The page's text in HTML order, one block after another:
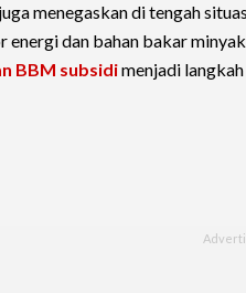
menegaskan di tengah
energi dan bahan bakar
BBM subsidimenjadi